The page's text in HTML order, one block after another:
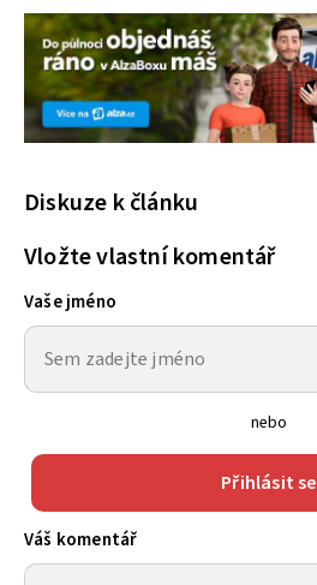
Diskuze k článku
Vložte vlastní komentář
Vaše jméno
nebo
Přihlásit se
Váš komentář